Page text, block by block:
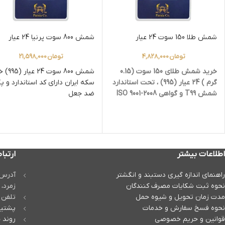
شمش طلا 150 سوت 24 عیار
تومان4,828,000
خرید شمش طلای 150 سوت (0.15
گرم ) 24 عیار (995) ، تحت استاندارد
شمش T99 و گواهی ISO 9001-2008
شمش 800 سوت پرنیا 24 عیار
تومان21,598,000
شمش 800
سکه ایران دارای کد استاندارد و
ضد جعل
اطلاعات بیشتر
راهنمای اندازه گیری دستبند و انگشتر
نحوه ثبت شكايات مصرف كنندگان
مدت زمان تحويل و شیوه حمل
نحوه فسخ سفارش و خدمات
قوانین و حریم خصوصی
آدرس
زمرد،
تلفن
روند